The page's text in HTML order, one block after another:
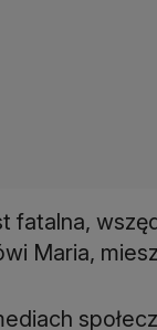
fatalna,
Maria,